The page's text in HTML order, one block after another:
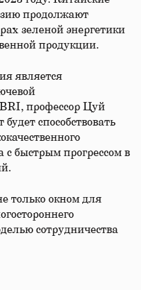
продолжают
зеленой энергетики
продукции.
является
профессор Цуй
способствовать
с быстрым прогрессом в
только окном для
сотрудничества